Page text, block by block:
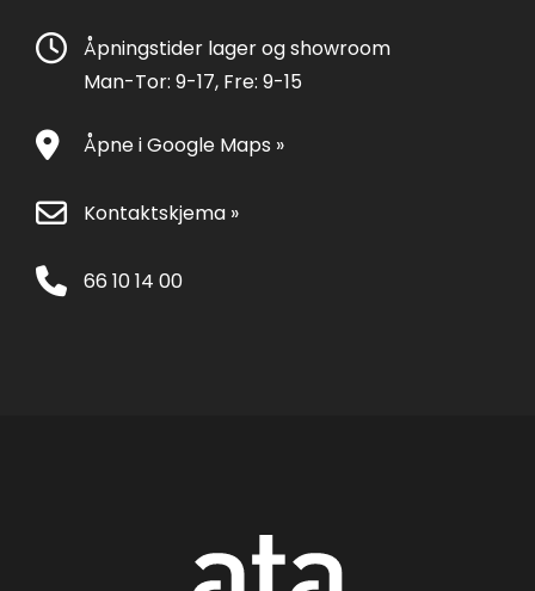
Åpningstider lager og showroom
Man-Tor: 9-17, Fre: 9-15
Åpne i Google Maps »
Kontaktskjema »
66 10 14 00